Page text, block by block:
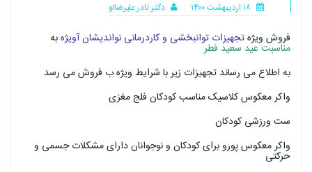
دکتر نادر علیرضالو
فروش ویژهتجهیزات توانبخشی و کاردرمانی نواندیشان آویژهبه
مناسبت عید سعید فطر
به اطلاع می رساند تجهیزات زیر با شرایط ویژه ب فروش می رسد
واکر معکوس کلاسیک مناسب کودکان فلج مغزی
ست ورزشی کودکان
واکر معکوس پورو برای کودکان و نوجوانان دارای مشکلات جسمی و
حرکتی